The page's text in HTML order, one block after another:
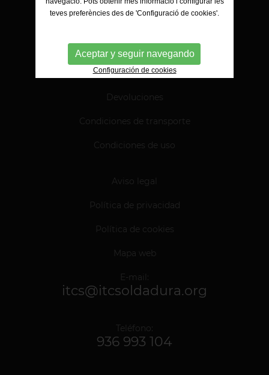
Pago online
Devoluciones
Condiciones de transporte
Condiciones de uso
Aviso legal
Política de privacidad
Política de cookies
Mapa web
E-mail:
itcs@itcsoldadura.org
Teléfono:
936 993 104
teves preferències des de 'Configuració de cookies'.
Aceptar y seguir navegando
Configuración de cookies